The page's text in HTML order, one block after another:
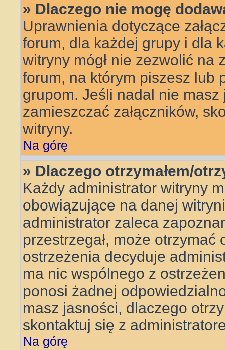
» Dlaczego nie mogę
Uprawnienia dotyczące
forum, dla każdej grupy i dla
witryny mógł nie zezwolić na
forum, na którym piszesz lub
grupom. Jeśli nadal nie
zamieszczać załączników,
witryny.
Na górę
» Dlaczego otrzymałem/
Każdy administrator witryny
obowiązujące na danej
administrator zaleca
przestrzegał, może
ostrzeżenia decyduje
ma nic wspólnego z
ponosi żadnej
masz jasności, dlaczego
skontaktuj się z
Na górę